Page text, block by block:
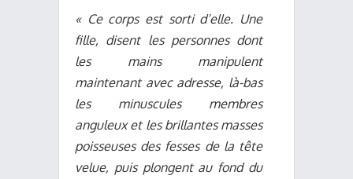
« Ce corps est sorti d’elle. Une
fille, disent les personnes dont
les mains manipulent
maintenant avec adresse, là-bas
les minuscules membres
anguleux et les brillantes masses
poisseuses des fesses de la tête
velue, puis plongent au fond du